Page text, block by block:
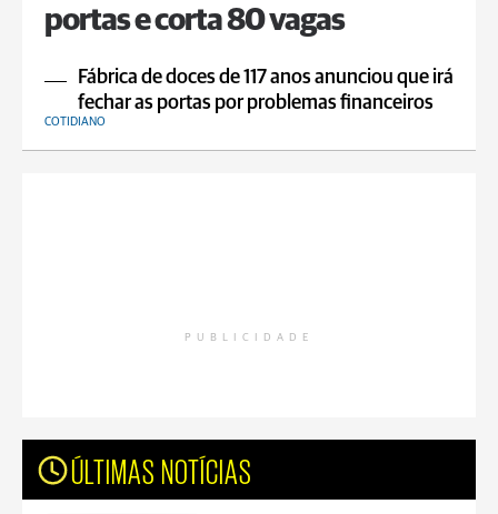
portas e corta 80 vagas
Fábrica de doces de 117 anos anunciou que irá
fechar as portas por problemas financeiros
COTIDIANO
PUBLICIDADE
ÚLTIMAS NOTÍCIAS